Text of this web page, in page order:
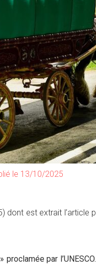
le 13/10/2025
dont est extrait
» proclamée par